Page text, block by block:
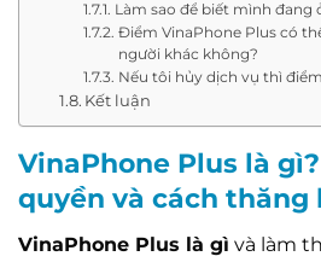
Làm sao để biết mình đang
Điểm VinaPhone Plus có
người khác không?
Nếu tôi hủy dịch vụ thì
Kết luận
VinaPhone Plus là
quyền và cách thăng
VinaPhone Plus là gì và làm